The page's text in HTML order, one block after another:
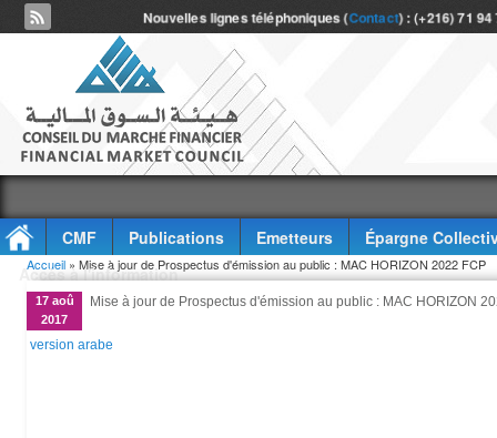
Nouvelles lignes téléphoniques (Contact) : (+216) 71
CMF Publications Emetteurs
Épargne
Accès à l'information
Vous êtes ici
Accueil » Mise à jour de Prospectus d'émission au public : MAC HORIZON 2022 FCP
17 aoû
2017
Mise à jour de Prospectus d'émission au public : MAC HORIZON
version arabe